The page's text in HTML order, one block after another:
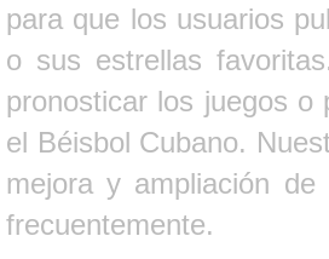
para que los usuarios
o sus estrellas
pronosticar los juegos
el Béisbol Cubano.
mejora y ampliación
frecuentemente.